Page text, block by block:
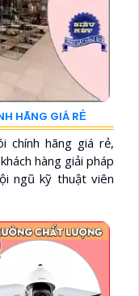
HÃNG GIÁ RẺ
chính hãng giá rẻ,
hàng giải pháp
ngũ kỹ thuật viên